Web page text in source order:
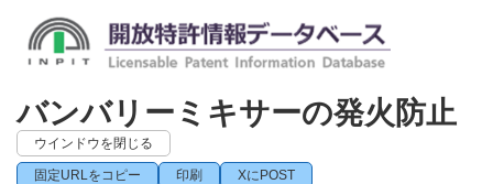
バンバリーミキサーの発火防止
ウインドウを閉じる
固定URLをコピー 印刷 XにPOST